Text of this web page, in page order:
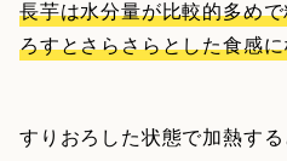
長芋は水分量が比較的多め
ろすとさらさらとした食感
すりおろした状態で加熱す